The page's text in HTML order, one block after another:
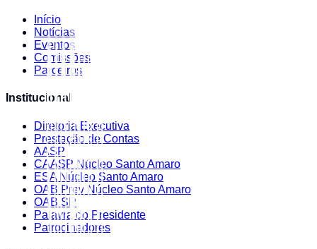
Início
Notícias
Eventos
Comissões
Parceiros
Institucional
Diretoria Executiva
Prestação de Contas
AASP
CAASP Núcleo Santo Amaro
ESA Núcleo Santo Amaro
OAB Prev Núcleo Santo Amaro
OAB SP
Palavra do Presidente
Patrocinadores